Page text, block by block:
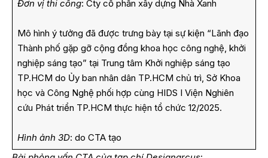
Đơn vị thi công: Cty cổ phần xây dựng Nhà Xanh
Mô hình ý tưởng đã được trưng bày tại sự kiện “Lãnh đạo
Thành phố gặp gỡ cộng đồng khoa học công nghệ, khởi
nghiệp sáng tạo” tại Trung tâm Khởi nghiệp sáng tạo
TP.HCM do Ủy ban nhân dân TP.HCM chủ trì, Sở Khoa
học và Công Nghệ phối hợp cùng HIDS I Viện Nghiên
cứu Phát triển TP.HCM thực hiện tổ chức 12/2025.
Hình ảnh 3D: do CTA tạo